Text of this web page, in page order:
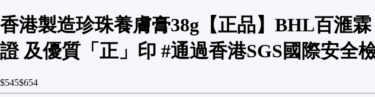
香港製造珍珠養膚膏38g【正品】BHL百滙
證 及優質「正」印 #通過香港SGS國際安全
$545$654